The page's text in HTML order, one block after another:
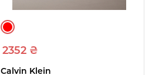
2352 ₴
Calvin Klein